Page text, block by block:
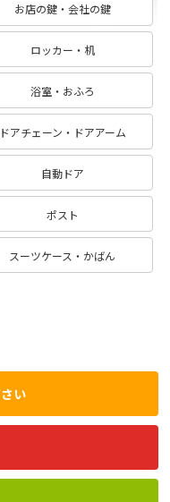
お店の鍵・会社の鍵
ロッカー・机
浴室・おふろ
ドアチェーン・ドアアーム
自動ドア
ポスト
スーツケース・かばん
い